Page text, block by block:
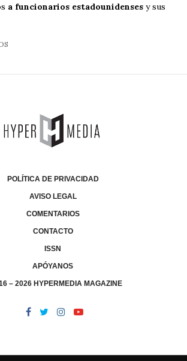
a funcionarios estadounidenses y sus
POLÍTICA DE PRIVACIDAD
AVISO LEGAL
COMENTARIOS
CONTACTO
ISSN
APÓYANOS
– 2026 HYPERMEDIA MAGAZINE